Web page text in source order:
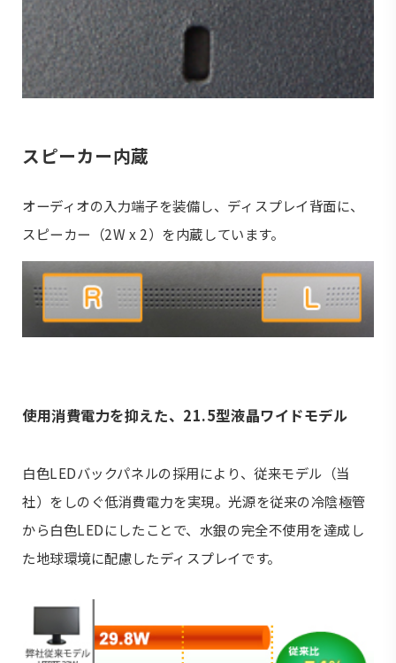
スピーカー内蔵
オーディオの入力端子を装備し、ディスプレイ背面に、
スピーカー（2W x 2）を内蔵しています。
使用消費電力を抑えた、21.5型液晶ワイドモデル
白色LEDバックパネルの採用により、従来モデル（当
社）をしのぐ低消費電力を実現。光源を従来の冷陰極管
から白色LEDにしたことで、水銀の完全不使用を達成し
た地球環境に配慮したディスプレイです。